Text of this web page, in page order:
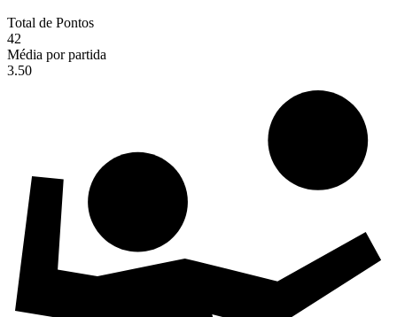
Total de Pontos
42
Média por partida
3.50